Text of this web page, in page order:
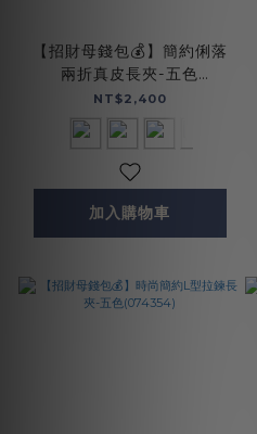
【招財母錢包💰】簡約俐落
兩折真皮長夾-五色
(074128)
NT$2,400
加入購物車